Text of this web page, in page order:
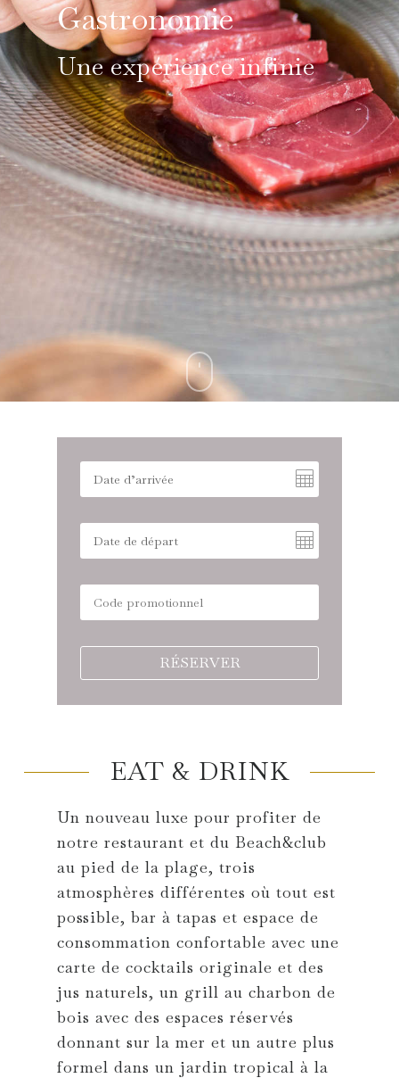
Gastronomie
Une expérience infinie
RÉSERVER
EAT & DRINK
Un nouveau luxe pour profiter de
notre restaurant et du Beach&club
au pied de la plage, trois
atmosphères différentes où tout est
possible, bar à tapas et espace de
consommation confortable avec une
carte de cocktails originale et des
jus naturels, un grill au charbon de
bois avec des espaces réservés
donnant sur la mer et un autre plus
formel dans un jardin tropical à la